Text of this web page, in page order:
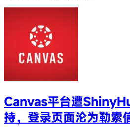
Canvas平台遭
持，登录页面沦为勒索